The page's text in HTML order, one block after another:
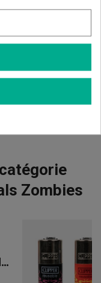
les tous en
Zombies
Briquet Clipper Watermelon Delight + Petite Boîte